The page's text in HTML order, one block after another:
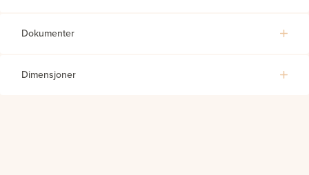
Dokumenter
Dimensjoner